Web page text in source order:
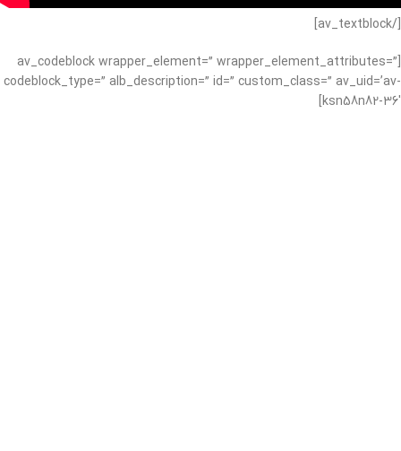
[/av_textblock]
[av_codeblock wrapper_element=” wrapper_element_attributes=”
codeblock_type=” alb_description=” id=” custom_class=” av_uid=’av-
ksn58n82-36′]